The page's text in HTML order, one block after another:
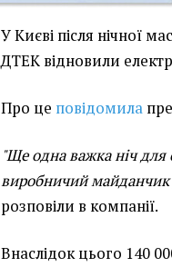
У Києві після нічної
ДТЕК відновили
Про це повідомила
"Ще одна важка ніч для
виробничий майданчик
розповіли в компанії.
Внаслідок цього 140